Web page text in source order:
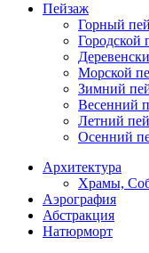
Пейзаж
Горный
Городской
Морской
Зимний
Весенний
Летний
Осенний
Архитектура
Храмы,
Аэрография
Абстракция
Натюрморт